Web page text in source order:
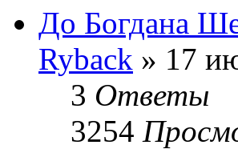
До Богдана
Ryback » 17
3 Ответы
3254